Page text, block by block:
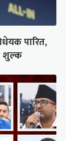
पारित,
शुल्क